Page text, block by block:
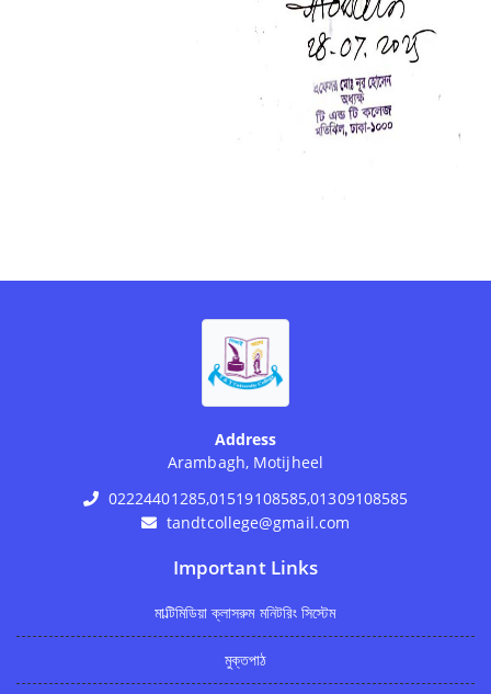
Address
Arambagh, Motijheel
02224401285,01519108585,01309108585
tandtcollege@gmail.com
Important Links
মাল্টিমিডিয়া ক্লাসরুম মনিটরিং সিস্টেম
মুক্তপাঠ